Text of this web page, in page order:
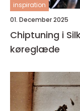
inspiration
01. December 2025
Chiptuning i
køreglæde